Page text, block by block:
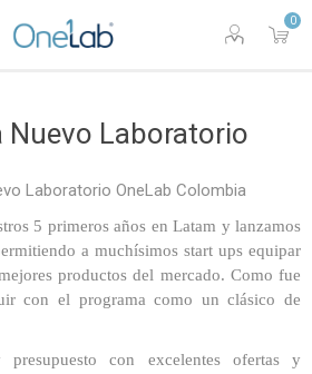
0
Nuevo Laboratorio
5 primeros años en Latam y lanzamos
a muchísimos start ups equipar
productos del mercado. Como fue
con el programa como un clásico de
con excelentes ofertas y